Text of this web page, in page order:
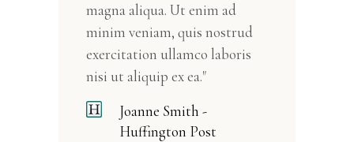
magna aliqua. Ut enim ad
minim veniam, quis nostrud
exercitation ullamco laboris
nisi ut aliquip ex ea."
Joanne Smith -
Huffington Post